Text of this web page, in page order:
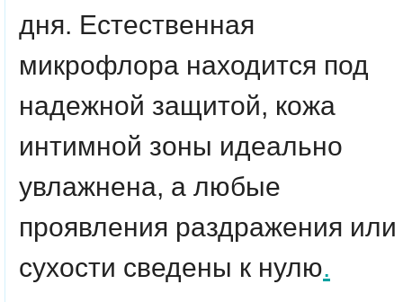
дня. Естественная
микрофлора находится под
надежной защитой, кожа
интимной зоны идеально
увлажнена, а любые
проявления раздражения или
сухости сведены к нулю.